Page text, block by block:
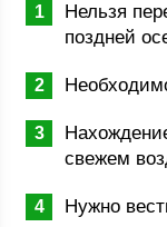
Нельзя
поздней
свежем
Нужно